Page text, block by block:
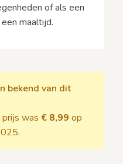
of als een
maaltijd.
bekend van dit
was € 8,99 op